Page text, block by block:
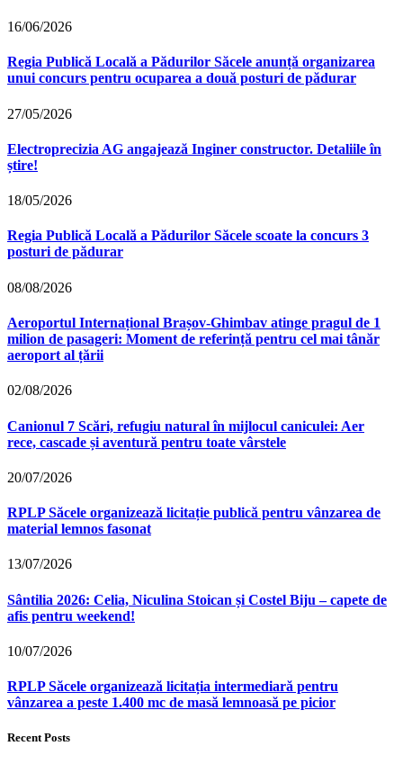
16/06/2026
Regia Publică Locală a Pădurilor Săcele anunță organizarea
unui concurs pentru ocuparea a două posturi de pădurar
27/05/2026
Electroprecizia AG angajează Inginer constructor. Detaliile în
știre!
18/05/2026
Regia Publică Locală a Pădurilor Săcele scoate la concurs 3
posturi de pădurar
08/08/2026
Aeroportul Internațional Brașov‑Ghimbav atinge pragul de 1
milion de pasageri: Moment de referință pentru cel mai tânăr
aeroport al țării
02/08/2026
Canionul 7 Scări, refugiu natural în mijlocul caniculei: Aer
rece, cascade și aventură pentru toate vârstele
20/07/2026
RPLP Săcele organizează licitație publică pentru vânzarea de
material lemnos fasonat
13/07/2026
Sântilia 2026: Celia, Niculina Stoican și Costel Biju – capete de
afis pentru weekend!
10/07/2026
RPLP Săcele organizează licitația intermediară pentru
vânzarea a peste 1.400 mc de masă lemnoasă pe picior
Recent Posts